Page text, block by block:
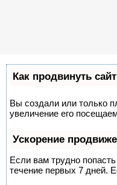
Как продвинуть
Вы создали или только
увеличение его
Ускорение
Если вам трудно
течение первых 7 дней.